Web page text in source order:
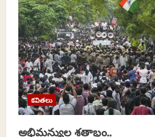
i
g
a
t
i
కవితలు
అభిమన్యుల శతాబ్దం..